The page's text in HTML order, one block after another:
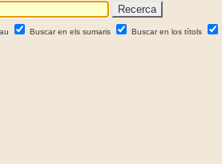
Buscar en els sumaris Buscar en los títols